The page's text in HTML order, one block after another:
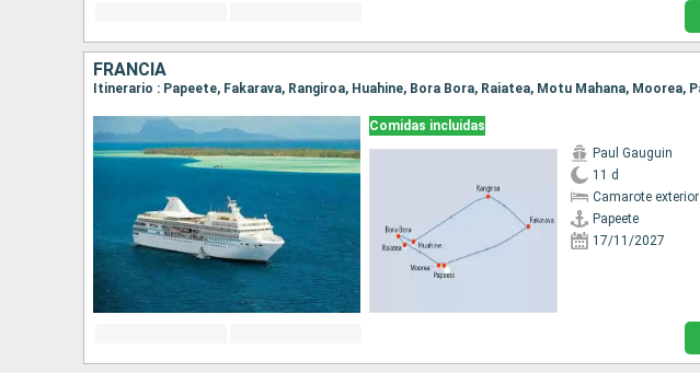
FRANCIA
Comidas incluidas
Paul Gauguin
11 d
Camarote exterior
Papeete
17/11/2027